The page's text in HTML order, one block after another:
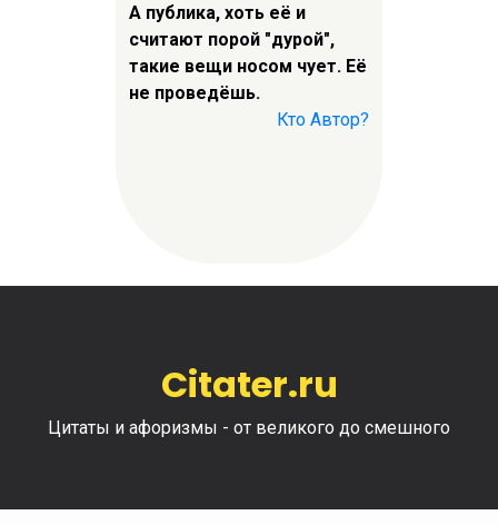
А публика, хоть её и
считают порой "дурой",
такие вещи носом чует. Её
не проведёшь.
Кто Автор?
Citater.ru
Цитаты и афоризмы - от великого до смешного